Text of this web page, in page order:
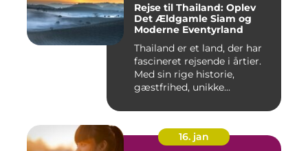
Rejse til Thailand: Oplev
Det Ældgamle Siam og
Moderne Eventyrland
Thailand er et land, der har
fascineret rejsende i årtier.
Med sin rige historie,
gæstfrihed, unikke...
16. jan